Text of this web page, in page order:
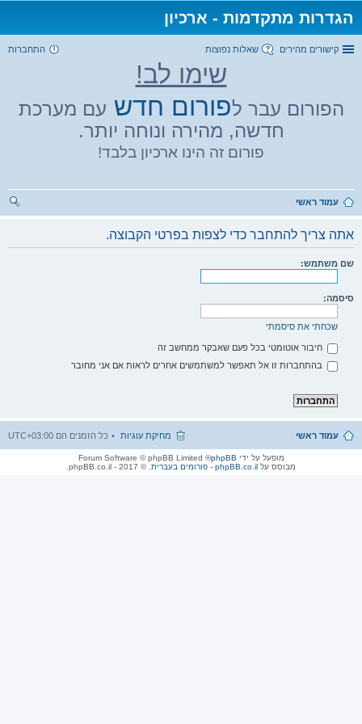
הגדרות מתקדמות - ארכיון
קישורים מהירים שאלות נפוצות התחברות
שימו לב!
הפורום עבר לפורום חדש עם מערכת
חדשה, מהירה ונוחה יותר.
פורום זה הינו ארכיון בלבד!
עמוד ראשי
אתה צריך להתחבר כדי לצפות בפרטי הקבוצה.
שם משתמש:
סיסמה:
שכחתי את סיסמתי
חיבור אוטומטי בכל פעם שאבקר ממחשב זה
בהתחברות זו אל תאפשר למשתמשים אחרים לראות אם אני מחובר
עמוד ראשי כל הזמנים הם UTC+03:00 מחיקת עוגיות
מופעל על ידי phpBB
® Forum Software © phpBB Limited
מבוסס על phpBB.co.il - פורומים בעברית . © 2017 - phpBB.co.il.